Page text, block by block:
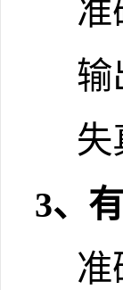
准
输
失
3、
准